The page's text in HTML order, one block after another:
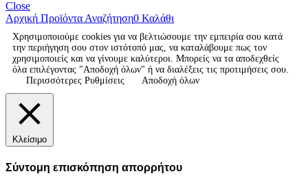
Close
Αρχική Προϊόντα Αναζήτηση0 Καλάθι
Χρησιμοποιούμε cookies για να βελτιώσουμε την εμπειρία σου κατά
την περιήγηση σου στον ιστότοπό μας, να καταλάβουμε πως τον
χρησιμοποιείς και να γίνουμε καλύτεροι. Μπορείς να τα αποδεχθείς
όλα επιλέγοντας "Αποδοχή όλων" ή να διαλέξεις τις προτιμήσεις σου.
Περισσότερες Ρυθμίσεις
Αποδοχή όλων
Κλείσιμο
Σύντομη επισκόπηση απορρήτου